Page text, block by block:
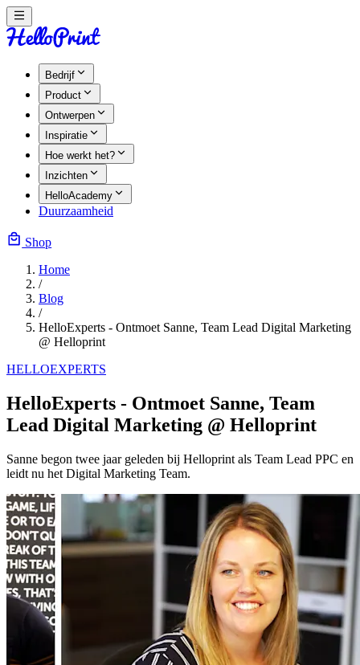
Bedrijf
Product
Ontwerpen
Inspiratie
Hoe werkt het?
Inzichten
HelloAcademy
Duurzaamheid
Shop
Home
/
Blog
/
HelloExperts - Ontmoet Sanne, Team Lead Digital Marketing
@ Helloprint
HELLOEXPERTS
HelloExperts - Ontmoet Sanne, Team
Lead Digital Marketing @ Helloprint
Sanne begon twee jaar geleden bij Helloprint als Team Lead PPC en
leidt nu het Digital Marketing Team.